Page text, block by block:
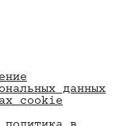
данных
cookie